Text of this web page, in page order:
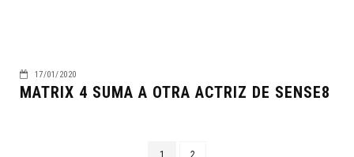
17/01/2020
MATRIX 4 SUMA A OTRA ACTRIZ DE SENSE8
1 2